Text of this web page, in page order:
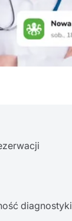
diagnostyki